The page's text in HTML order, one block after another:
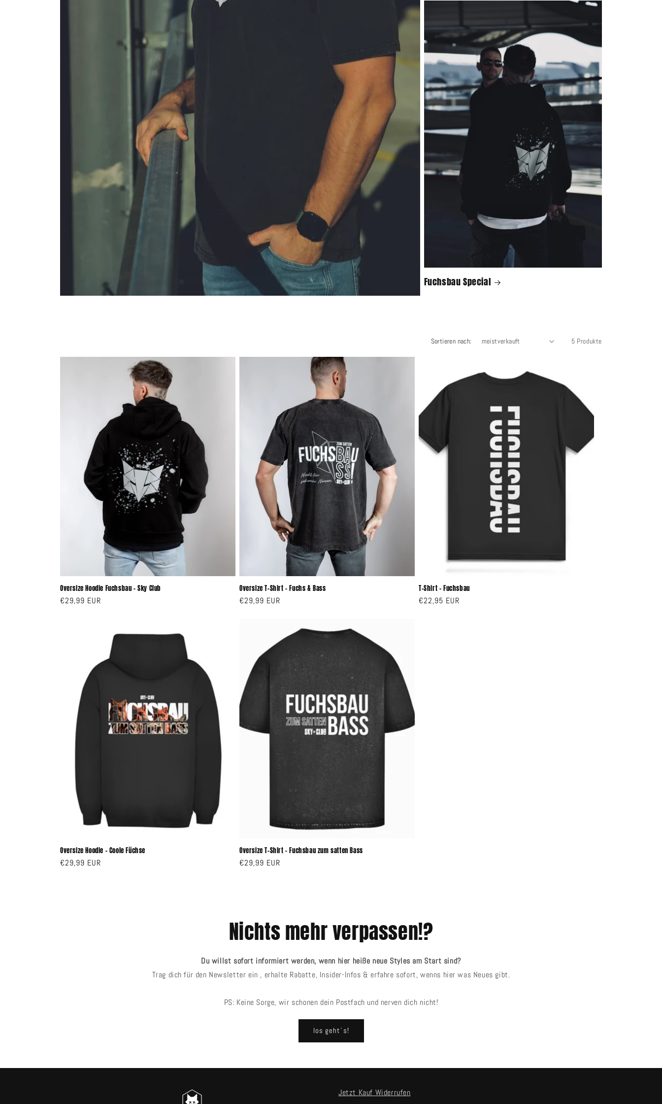
Fuchsbau Special
Sortieren nach: 5 Produkte
Oversize Hoodie Fuchsbau - Sky Club
Normaler
€29,99 EUR
Oversize T-Shirt - Fuchs & Bass
Normaler
€29,99 EUR
T-Shirt - Fuchsbau
Normaler
€22,95 EUR
Oversize Hoodie - Coole Füchse
Normaler
€29,99 EUR
Oversize T-Shirt - Fuchsbau zum satten Bass
Normaler
€29,99 EUR
Nichts mehr verpassen!?
Du willst sofort informiert werden, wenn hier heiße neue Styles am Start sind?
Trag dich für den Newsletter ein , erhalte Rabatte, Insider-Infos & erfahre sofort, wenns hier was Neues gibt.
PS: Keine Sorge, wir schonen dein Postfach und nerven dich nicht!
los geht´s!
Jetzt Kauf Widerrufen